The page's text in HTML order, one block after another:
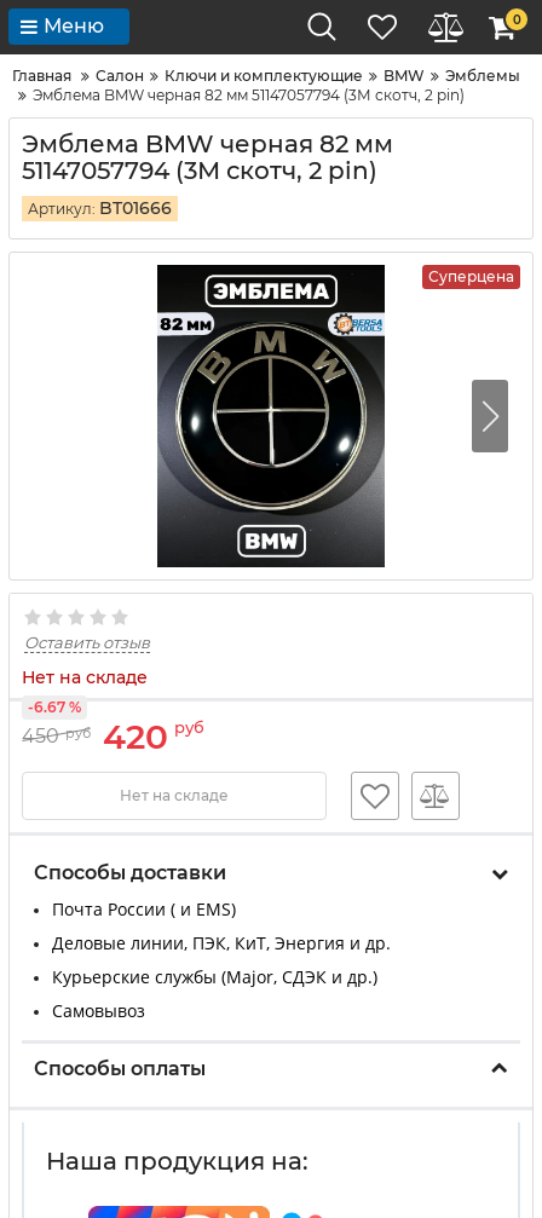
Меню 0
Главная Салон Ключи и комплектующие BMW
Эмблемы
Эмблема BMW черная 82 мм 51147057794 (3М скотч, 2 pin)
Эмблема BMW черная 82 мм
51147057794 (3М скотч, 2 pin)
Артикул: BT01666
Суперцена
Оставить отзыв
Нет на складе
450 руб 420 руб
-6.67 %
Нет на складе
Способы доставки
Почта России ( и EMS)
Деловые линии, ПЭК, КиТ, Энергия и др.
Курьерские службы (Major, СДЭК и др.)
Самовывоз
Способы оплаты
Наша продукция на: